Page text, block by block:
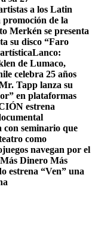
a los Latin
de la
Merkén se presenta
su disco “Faro
Lanco:
de Lumaco,
celebra 25 años
Tapp lanza su
en plataformas
estrena
con seminario que
como
navegan por el
Dinero Más
estrena “Ven” una